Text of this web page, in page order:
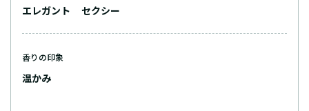
エレガント セクシー
香りの印象
温かみ